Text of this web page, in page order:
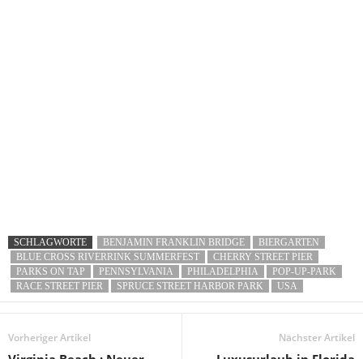
SCHLAGWORTE BENJAMIN FRANKLIN BRIDGE
BIERGARTEN
BLUE CROSS RIVERRINK SUMMERFEST
CHERRY STREET PIER
PARKS ON TAP
PENNSYLVANIA PHILADELPHIA
POP-UP-PARK
RACE STREET PIER
SPRUCE STREET HARBOR PARK USA
Vorheriger Artikel Nächster Artikel